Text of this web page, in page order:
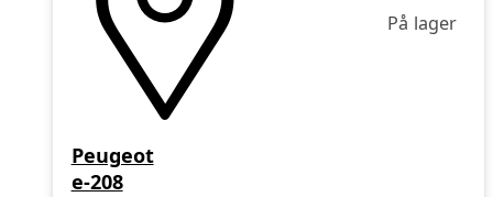
På lager
Peugeot
e-208